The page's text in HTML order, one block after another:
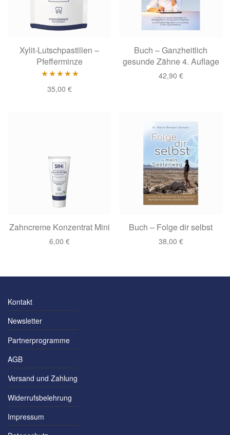
Xylit-Lutschpastillen –
Pfefferminze
Bewertet mit
35,00 €
Buch – Ganzheitlich
gesunde Zähne 4. Auflage
42,90 €
Zahncreme Konzentrat Mini
6,00 €
Buch – Folge dir selbst
38,00 €
Kontakt
Newsletter
Partnerprogramme
AGB
Versand und Zahlung
Widerrufsbelehrung
Impressum